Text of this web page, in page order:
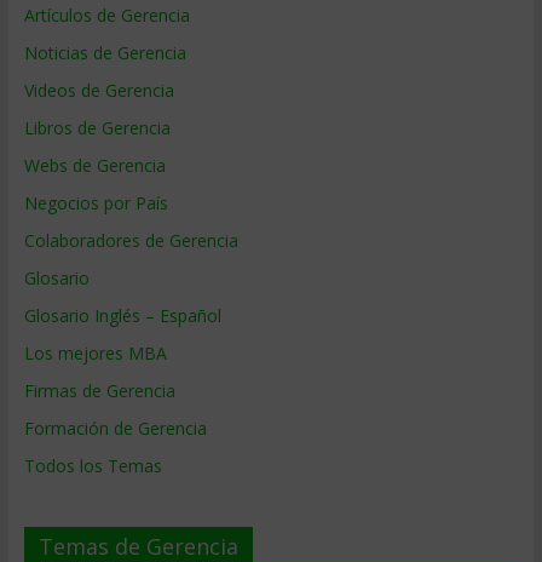
Artículos de Gerencia
Noticias de Gerencia
Videos de Gerencia
Libros de Gerencia
Webs de Gerencia
Negocios por País
Colaboradores de Gerencia
Glosario
Glosario Inglés – Español
Los mejores MBA
Firmas de Gerencia
Formación de Gerencia
Todos los Temas
Temas de Gerencia